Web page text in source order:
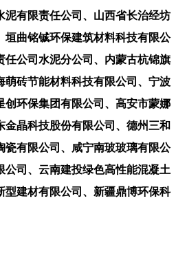
泥有限责任公司、山西省长治经坊
垣曲铭铖环保建筑材料科技有限公
任公司水泥分公司、内蒙古杭锦旗
萌砖节能材料科技有限公司、宁波
创环保集团有限公司、高安市蒙娜
晶科技股份有限公司、德州三和
瓷有限公司、咸宁南玻玻璃有限公
公司、云南建投绿色高性能混凝土
型建材有限公司、新疆鼎博环保科